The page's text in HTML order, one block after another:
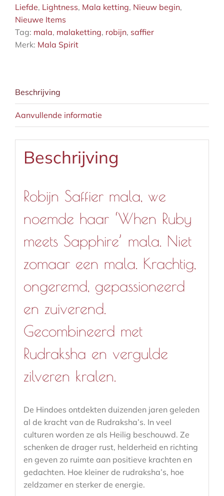
Liefde, Lightness, Mala ketting, Nieuw begin,
Nieuwe Items
Tag: mala, malaketting, robijn, saffier
Merk: Mala Spirit
Beschrijving
Aanvullende informatie
Beschrijving
Robijn Saffier mala, we
noemde haar ‘When Ruby
meets Sapphire’ mala. Niet
zomaar een mala. Krachtig,
ongeremd, gepassioneerd
en zuiverend.
Gecombineerd met
Rudraksha en vergulde
zilveren kralen.
De Hindoes ontdekten duizenden jaren geleden
al de kracht van de Rudraksha’s. In veel
culturen worden ze als Heilig beschouwd. Ze
schenken de drager rust, helderheid en richting
en geven zo ruimte aan positieve krachten en
gedachten. Hoe kleiner de rudraksha’s, hoe
zeldzamer en sterker de energie.